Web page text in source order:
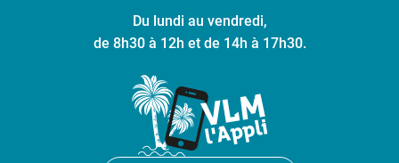
Du lundi au vendredi,
de 8h30 à 12h et de 14h à 17h30.